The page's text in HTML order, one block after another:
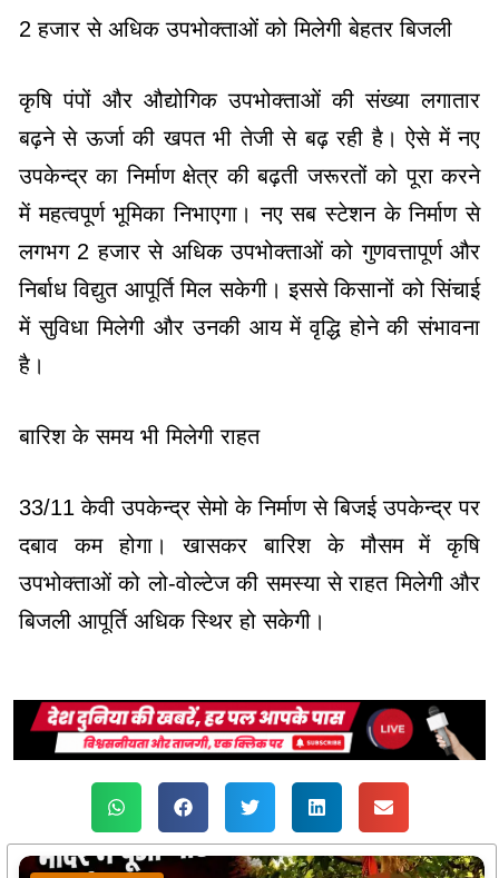
2 हजार से अधिक उपभोक्ताओं को मिलेगी बेहतर बिजली
कृषि पंपों और औद्योगिक उपभोक्ताओं की संख्या लगातार
बढ़ने से ऊर्जा की खपत भी तेजी से बढ़ रही है। ऐसे में नए
उपकेन्द्र का निर्माण क्षेत्र की बढ़ती जरूरतों को पूरा करने
में महत्वपूर्ण भूमिका निभाएगा। नए सब स्टेशन के निर्माण से
लगभग 2 हजार से अधिक उपभोक्ताओं को गुणवत्तापूर्ण और
निर्बाध विद्युत आपूर्ति मिल सकेगी। इससे किसानों को सिंचाई
में सुविधा मिलेगी और उनकी आय में वृद्धि होने की संभावना
है।
बारिश के समय भी मिलेगी राहत
33/11 केवी उपकेन्द्र सेमो के निर्माण से बिजई उपकेन्द्र पर
दबाव कम होगा। खासकर बारिश के मौसम में कृषि
उपभोक्ताओं को लो-वोल्टेज की समस्या से राहत मिलेगी और
बिजली आपूर्ति अधिक स्थिर हो सकेगी।